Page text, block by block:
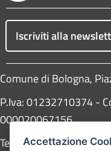
Iscriviti alla
Comune di Bologna,
P.Iva: 01232710374 -
000020067156
Telefono:051203040
Accettazione